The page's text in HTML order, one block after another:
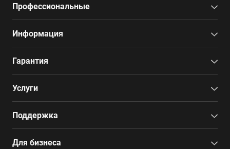
Профессиональные
Информация
Гарантия
Услуги
Поддержка
Для бизнеса